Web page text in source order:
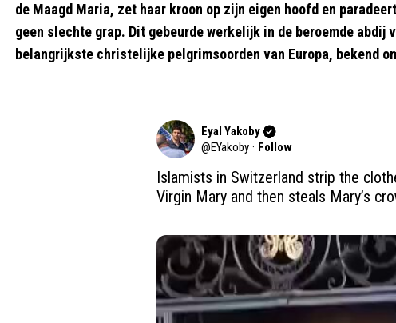
de Maagd Maria, zet haar kroon op zijn eigen hoofd en
geen slechte grap. Dit gebeurde werkelijk in de beroemde abdij
belangrijkste christelijke pelgrimsoorden van Europa, bekend
Eyal Yakoby
@EYakoby · Follow
Islamists in Switzerland strip the
Virgin Mary and then steals Mary’s